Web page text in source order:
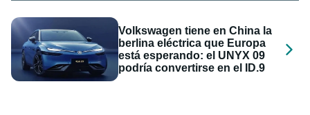
Volkswagen tiene en China la
berlina eléctrica que Europa
está esperando: el UNYX 09
podría convertirse en el ID.9